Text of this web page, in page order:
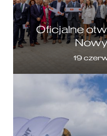
Oficjalne
19